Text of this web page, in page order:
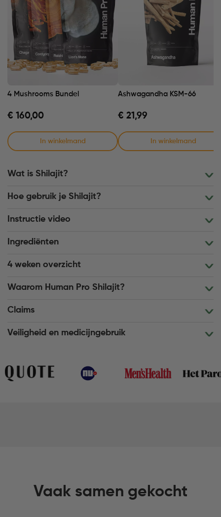
4 Mushrooms Bundel
€ 160,00
In winkelmand
Ashwagandha KSM-66
€ 21,99
In winkelmand
Wat is Shilajit?
Hoe gebruik je Shilajit?
Instructie video
Ingrediënten
4 weken overzicht
Waarom Human Pro Shilajit?
Claims
Veiligheid en medicijngebruik
Vaak samen gekocht